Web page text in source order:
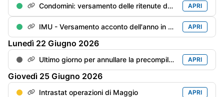
Condomini: versamento delle ritenute dei primi 6 mesi del anno in corso rimaste “sottosoglia“ (€. 500), se non già versate APRI
IMU - Versamento acconto dell'anno in corso APRI
Lunedì 22 Giugno 2026
Ultimo giorno per annullare la precompilata APRI
Giovedì 25 Giugno 2026
Intrastat operazioni di Maggio APRI